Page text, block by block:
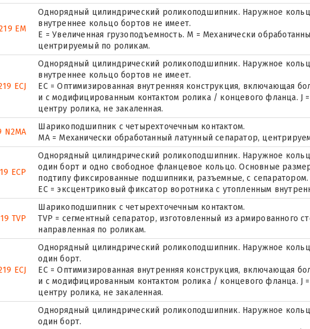
EM
Однорядный цилиндрический роликоподшипник. Наружное
внутреннее кольцо бортов не имеет.
E = Увеличенная грузоподъемность. М = Механически
центрируемый по роликам.
ECJ
Однорядный цилиндрический роликоподшипник. Наружное
внутреннее кольцо бортов не имеет.
EC = Оптимизированная внутренняя конструкция, включающая
и с модифицированным контактом ролика / концевого фланца. J =
центру ролика, не закаленная.
N2MA
Шарикоподшипник с четырехточечным контактом.
MA = Механически обработанный латунный сепаратор,
ECP
Однорядный цилиндрический роликоподшипник. Наружное
один борт и одно свободное фланцевое кольцо. Основные
подтипу фиксированные подшипники, разъемные, с сепаратором.
ЕС = эксцентриковый фиксатор воротника с утопленным
TVP
Шарикоподшипник с четырехточечным контактом.
TVP = сегментный сепаратор, изготовленный из армированного
направленная по роликам.
ECJ
Однорядный цилиндрический роликоподшипник. Наружное
один борт.
EC = Оптимизированная внутренняя конструкция, включающая
и с модифицированным контактом ролика / концевого фланца. J =
центру ролика, не закаленная.
Однорядный цилиндрический роликоподшипник. Наружное
один борт.